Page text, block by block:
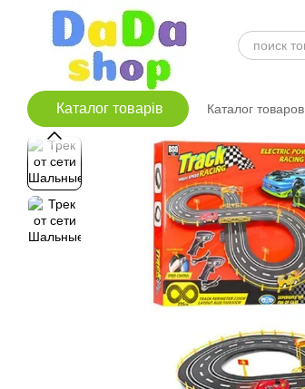
Перейти к основному контенту
Каталог товарів Каталог товаров